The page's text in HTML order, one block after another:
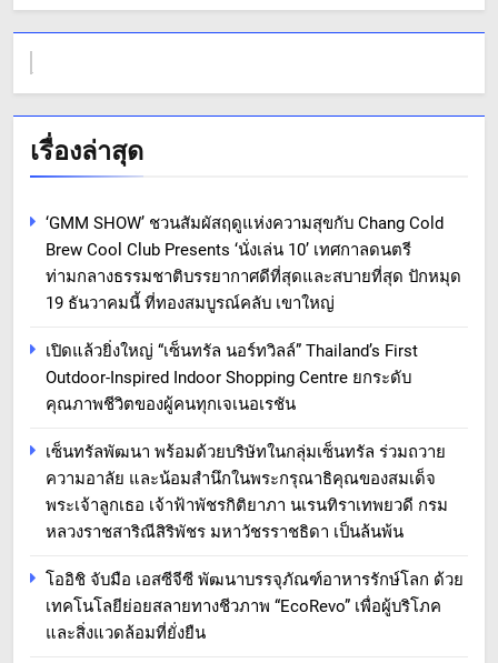
เรื่องล่าสุด
‘GMM SHOW’ ชวนสัมผัสฤดูแห่งความสุขกับ Chang Cold
Brew Cool Club Presents ‘นั่งเล่น 10’ เทศกาลดนตรี
ท่ามกลางธรรมชาติบรรยากาศดีที่สุดและสบายที่สุด ปักหมุด
19 ธันวาคมนี้ ที่ทองสมบูรณ์คลับ เขาใหญ่
เปิดแล้วยิ่งใหญ่ “เซ็นทรัล นอร์ทวิลล์” Thailand’s First
Outdoor-Inspired Indoor Shopping Centre ยกระดับ
คุณภาพชีวิตของผู้คนทุกเจเนอเรชัน
เซ็นทรัลพัฒนา พร้อมด้วยบริษัทในกลุ่มเซ็นทรัล ร่วมถวาย
ความอาลัย และน้อมสำนึกในพระกรุณาธิคุณของสมเด็จ
พระเจ้าลูกเธอ เจ้าฟ้าพัชรกิติยาภา นเรนทิราเทพยวดี กรม
หลวงราชสาริณีสิริพัชร มหาวัชรราชธิดา เป็นล้นพ้น
โออิชิ จับมือ เอสซีจีซี พัฒนาบรรจุภัณฑ์อาหารรักษ์โลก ด้วย
เทคโนโลยีย่อยสลายทางชีวภาพ “EcoRevo” เพื่อผู้บริโภค
และสิ่งแวดล้อมที่ยั่งยืน